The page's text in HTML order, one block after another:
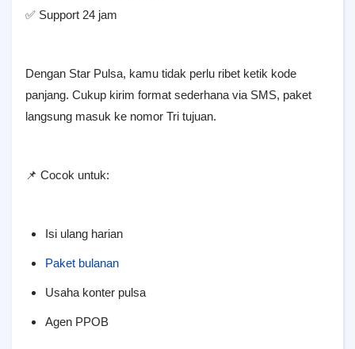
✅ Support 24 jam
Dengan Star Pulsa, kamu tidak perlu ribet ketik kode
panjang. Cukup kirim format sederhana via SMS, paket
langsung masuk ke nomor Tri tujuan.
📌 Cocok untuk:
Isi ulang harian
Paket bulanan
Usaha konter pulsa
Agen PPOB